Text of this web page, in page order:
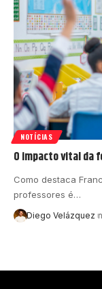
NOTÍCIAS
O impacto vital da
Como destaca
professores é…
Diego Velázquez